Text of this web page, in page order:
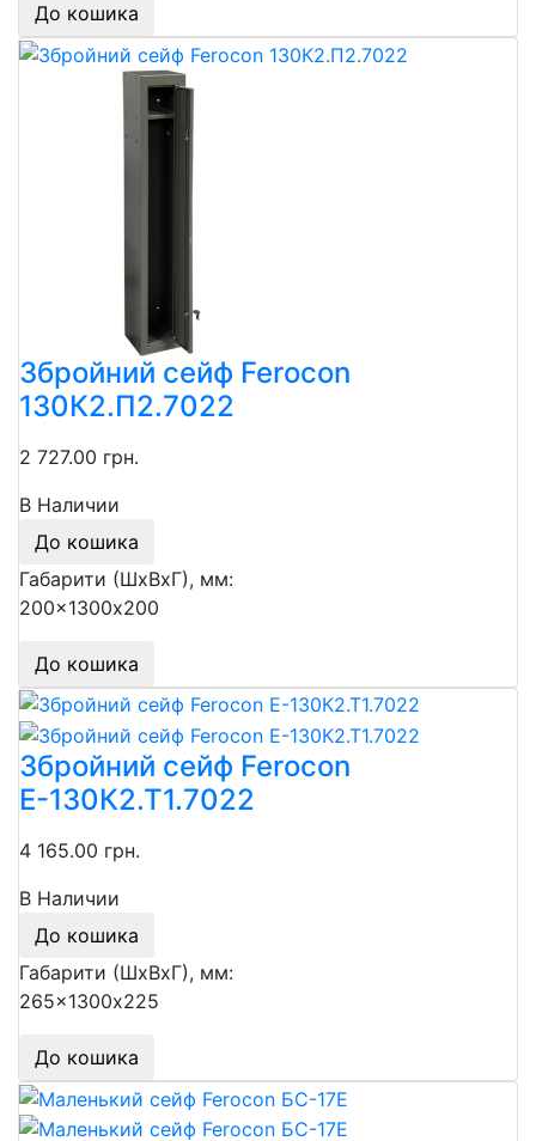
До кошика
Збройний сейф Ferocon
130К2.П2.7022
2 727.00 грн.
В Наличии
До кошика
Габарити (ШхВхГ), мм:
200x1300х200
До кошика
Збройний сейф Ferocon
Е-130К2.Т1.7022
4 165.00 грн.
В Наличии
До кошика
Габарити (ШхВхГ), мм:
265x1300х225
До кошика